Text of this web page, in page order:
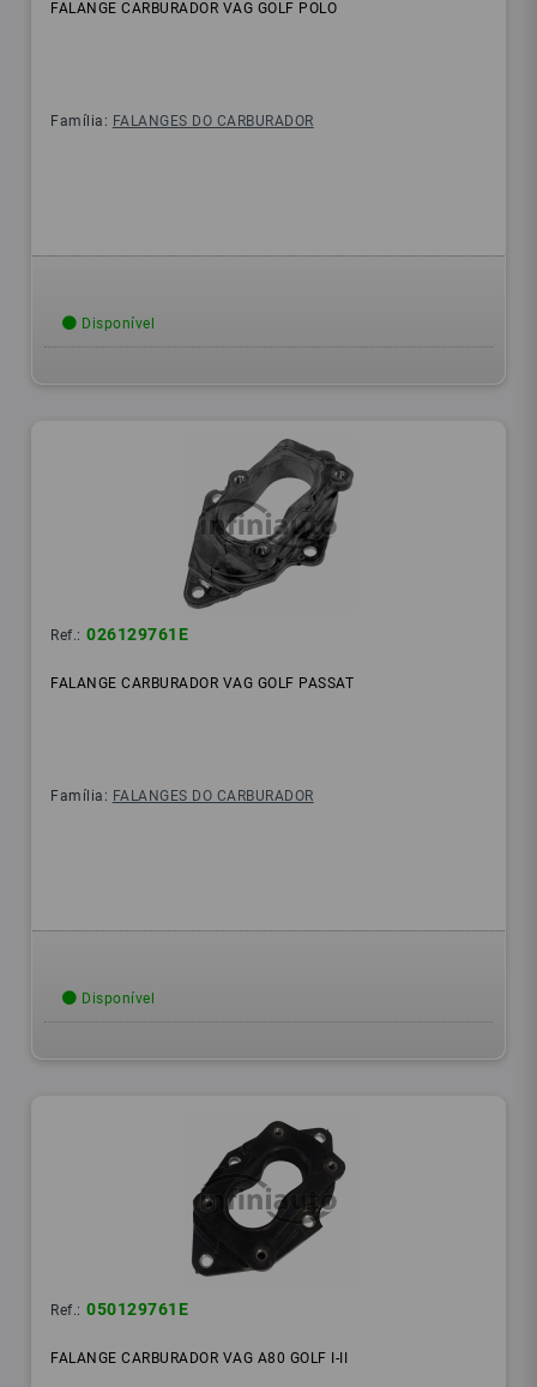
FALANGE CARBURADOR VAG GOLF POLO
Família: FALANGES DO CARBURADOR
Disponível
Ref.: 026129761E
FALANGE CARBURADOR VAG GOLF PASSAT
Família: FALANGES DO CARBURADOR
Disponível
Ref.: 050129761E
FALANGE CARBURADOR VAG A80 GOLF I-II